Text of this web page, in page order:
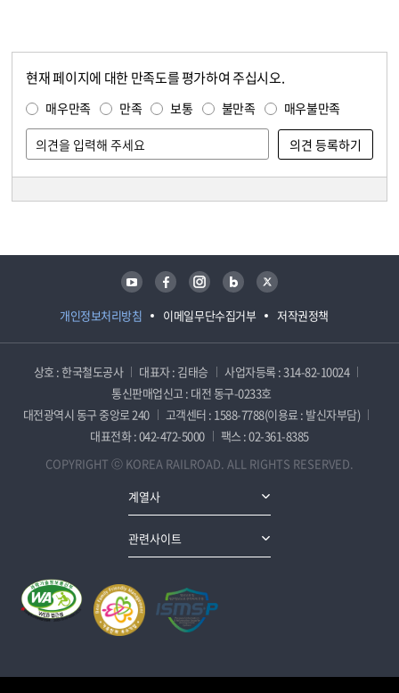
현재 페이지에 대한 만족도를 평가하여 주십시오.
매우만족 만족 보통 불만족 매우불만족
개인정보처리방침 이메일무단수집거부 저작권정책
유튜브 페이스북 인스타그램 블로그 트위터
상호 : 한국철도공사 대표자 : 김태승
사업자등록 : 314-82-10024
통신판매업신고 : 대전 동구-0233호
대전광역시 동구 중앙로 240
고객센터 : 1588-7788(이용료 : 발신자부담)
대표전화 : 042-472-5000
팩스 : 02-361-8385
COPYRIGHT ⓒ KOREA RAILROAD. ALL RIGHTS RESERVED.
계열사
관련사이트